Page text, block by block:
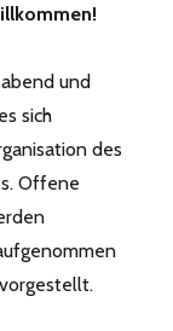
und
sich
des
Offene